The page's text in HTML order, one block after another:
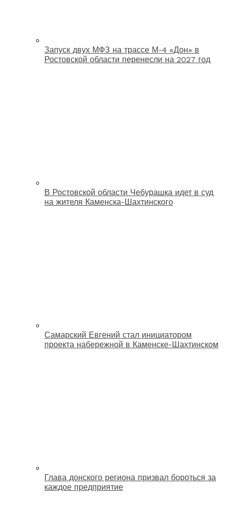
Запуск двух МФЗ на трассе М-4 «Дон» в
Ростовской области перенесли на 2027 год
В Ростовской области Чебурашка идет в суд
на жителя Каменска-Шахтинского
Самарский Евгений стал инициатором
проекта набережной в Каменске-Шахтинском
Глава донского региона призвал бороться за
каждое предприятие